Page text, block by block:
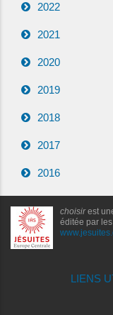
2022
2021
2020
2019
2018
2017
2016
choisirest
éditée par
LIENS